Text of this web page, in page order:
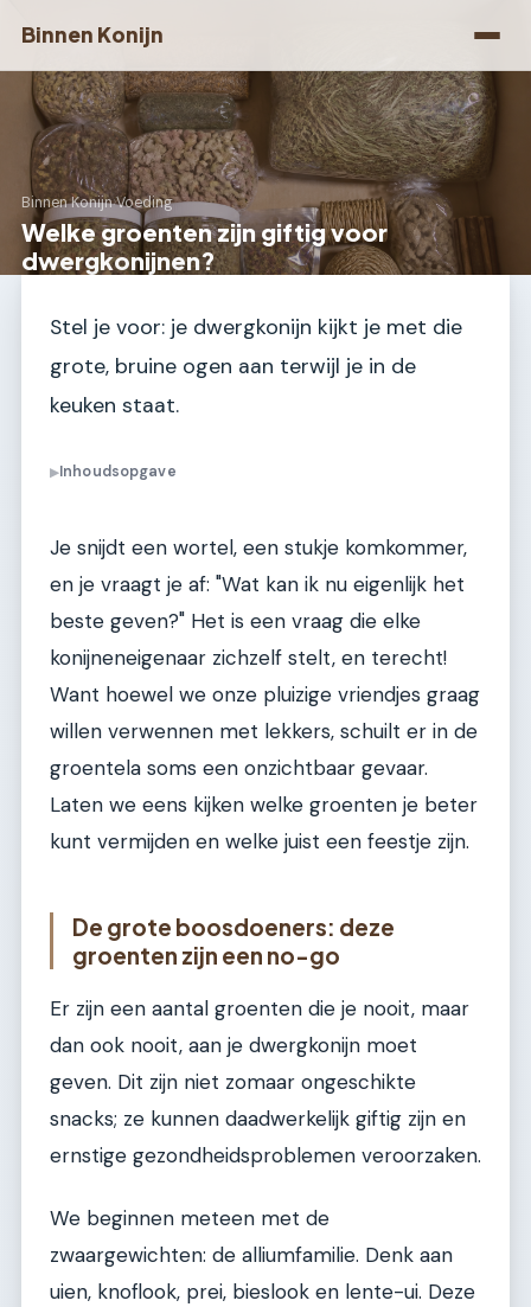
Binnen Konijn
Binnen Konijn›Voeding
Welke groenten zijn giftig voor
dwergkonijnen?
Stel je voor: je dwergkonijn kijkt je met die
grote, bruine ogen aan terwijl je in de
keuken staat.
▶Inhoudsopgave
Je snijdt een wortel, een stukje komkommer,
en je vraagt je af: "Wat kan ik nu eigenlijk het
beste geven?" Het is een vraag die elke
konijneneigenaar zichzelf stelt, en terecht!
Want hoewel we onze pluizige vriendjes graag
willen verwennen met lekkers, schuilt er in de
groentela soms een onzichtbaar gevaar.
Laten we eens kijken welke groenten je beter
kunt vermijden en welke juist een feestje zijn.
De grote boosdoeners: deze
groenten zijn een no-go
Er zijn een aantal groenten die je nooit, maar
dan ook nooit, aan je dwergkonijn moet
geven. Dit zijn niet zomaar ongeschikte
snacks; ze kunnen daadwerkelijk giftig zijn en
ernstige gezondheidsproblemen veroorzaken.
We beginnen meteen met de
zwaargewichten: de alliumfamilie. Denk aan
uien, knoflook, prei, bieslook en lente-ui. Deze